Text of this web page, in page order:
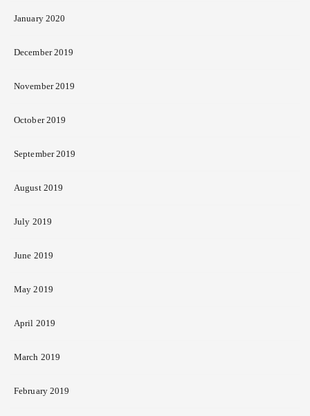
January 2020
December 2019
November 2019
October 2019
September 2019
August 2019
July 2019
June 2019
May 2019
April 2019
March 2019
February 2019